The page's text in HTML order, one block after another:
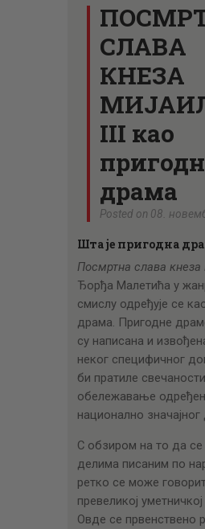
СЛАВА
КНЕЗА
III као
драма
Posted on 08.
Шта је пригодна
Посмртна слава кнеза
Ђорђа Малетића у
смислу одређује се
драма. Пригодне
су написана и
неког специфичног
би пратиле
обележавање
национално значајног
С обзиром на то да
делима писаним по
ретко се може
превеликој
Овде се првенствено